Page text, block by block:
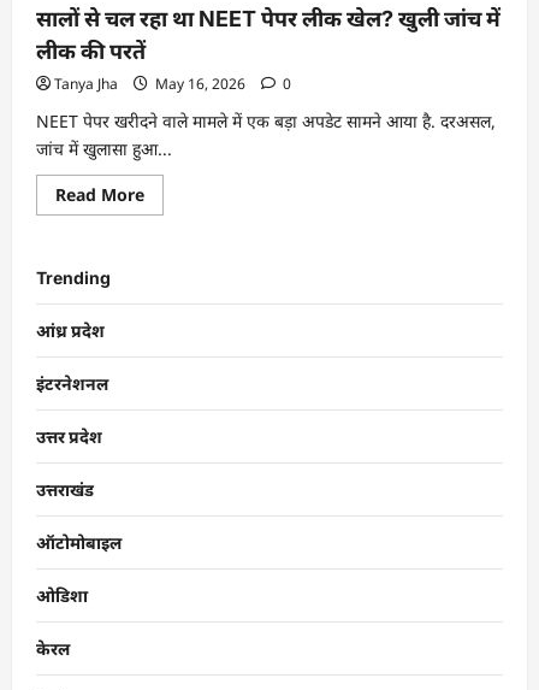
सालों से चल रहा था NEET पेपर लीक खेल? खुली जांच में
लीक की परतें
Tanya Jha May 16, 2026 0
NEET पेपर खरीदने वाले मामले में एक बड़ा अपडेट सामने आया है. दरअसल,
जांच में खुलासा हुआ...
Read More
Trending
आंध्र प्रदेश
इंटरनेशनल
उत्तर प्रदेश
उत्तराखंड
ऑटोमोबाइल
ओडिशा
केरल